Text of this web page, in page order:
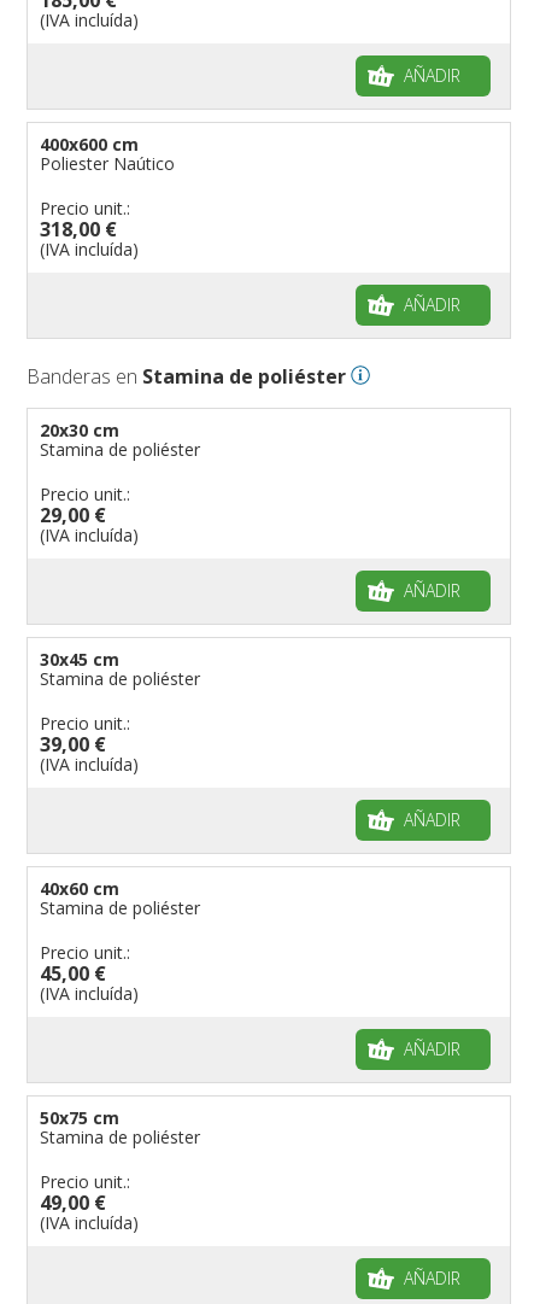
(IVA incluída)
AÑADIR
400x600 cm
Poliester Naútico
Precio unit.:
318,00 €
(IVA incluída)
AÑADIR
Banderas en Stamina de poliéster
20x30 cm
Stamina de poliéster
Precio unit.:
29,00 €
(IVA incluída)
AÑADIR
30x45 cm
Stamina de poliéster
Precio unit.:
39,00 €
(IVA incluída)
AÑADIR
40x60 cm
Stamina de poliéster
Precio unit.:
45,00 €
(IVA incluída)
AÑADIR
50x75 cm
Stamina de poliéster
Precio unit.:
49,00 €
(IVA incluída)
AÑADIR